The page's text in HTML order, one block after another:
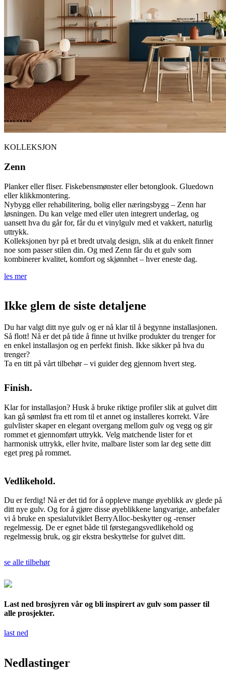
KOLLEKSJON
Zenn
Planker eller fliser. Fiskebensmønster eller betonglook. Gluedown
eller klikkmontering.
Nybygg eller rehabilitering, bolig eller næringsbygg – Zenn har
løsningen. Du kan velge med eller uten integrert underlag, og
uansett hva du går for, får du et vinylgulv med et vakkert, naturlig
uttrykk.
Kolleksjonen byr på et bredt utvalg design, slik at du enkelt finner
noe som passer stilen din. Og med Zenn får du et gulv som
kombinerer kvalitet, komfort og skjønnhet – hver eneste dag.
les mer
Ikke glem de siste detaljene
Du har valgt ditt nye gulv og er nå klar til å begynne installasjonen.
Så flott! Nå er det på tide å finne ut hvilke produkter du trenger for
en enkel installasjon og en perfekt finish. Ikke sikker på hva du
trenger?
Ta en titt på vårt tilbehør – vi guider deg gjennom hvert steg.
Finish.
Klar for installasjon? Husk å bruke riktige profiler slik at gulvet ditt
kan gå sømløst fra ett rom til et annet og installeres korrekt. Våre
gulvlister skaper en elegant overgang mellom gulv og vegg og gir
rommet et gjennomført uttrykk. Velg matchende lister for et
harmonisk uttrykk, eller hvite, malbare lister som lar deg sette ditt
eget preg på rommet.
Vedlikehold.
Du er ferdig! Nå er det tid for å oppleve mange øyeblikk av glede på
ditt nye gulv. Og for å gjøre disse øyeblikkene langvarige, anbefaler
vi å bruke en spesialutviklet BerryAlloc-beskytter og -renser
regelmessig. De er egnet både til førstegangsvedlikehold og
regelmessig bruk, og gir ekstra beskyttelse for gulvet ditt.
se alle tilbehør
Last ned brosjyren vår og bli inspirert av gulv som passer til
alle prosjekter.
last ned
Nedlastinger